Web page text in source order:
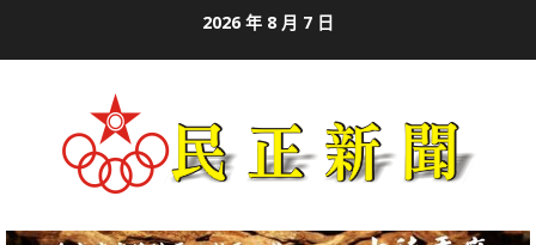
2026 年 8 月 7 日